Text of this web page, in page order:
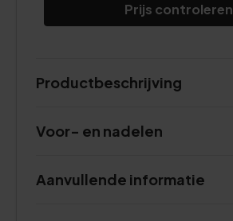
Prijs controleren
Productbeschrijving
Voor- en nadelen
Aanvullende informatie